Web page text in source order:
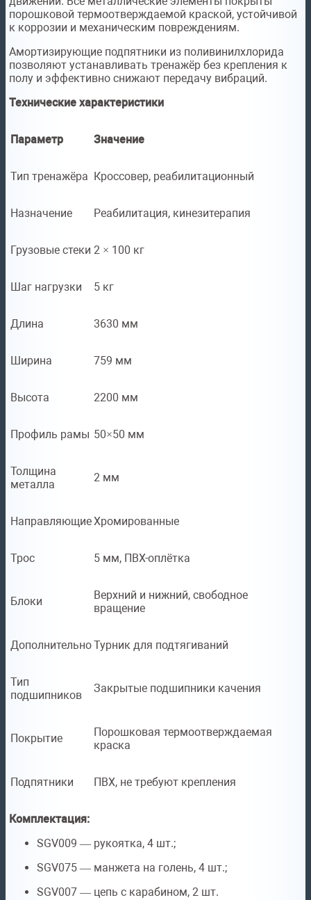
порошковой термоотверждаемой краской, устойчивой
к коррозии и механическим повреждениям.
Амортизирующие подпятники из поливинилхлорида
позволяют устанавливать тренажёр без крепления к
полу и эффективно снижают передачу вибраций.
Технические характеристики
Параметр Значение
Тип тренажёра Кроссовер, реабилитационный
Назначение Реабилитация, кинезитерапия
Грузовые стеки 2 × 100 кг
Шаг нагрузки 5 кг
Длина 3630 мм
Ширина 759 мм
Высота 2200 мм
Профиль рамы 50×50 мм
Толщина
металла
2 мм
НаправляющиеХромированные
Трос 5 мм, ПВХ-оплётка
Блоки
Верхний и нижний, свободное
вращение
ДополнительноТурник для подтягиваний
Тип
подшипников
Закрытые подшипники качения
Покрытие
Порошковая термоотверждаемая
краска
Подпятники ПВХ, не требуют крепления
Комплектация:
SGV009 — рукоятка, 4 шт.;
SGV075 — манжета на голень, 4 шт.;
SGV007 — цепь с карабином, 2 шт.